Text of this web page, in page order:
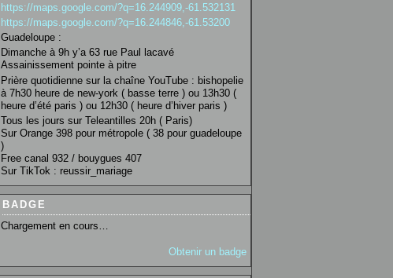
https://maps.google.com/?q=16.244909,-61.532131
https://maps.google.com/?q=16.244846,-61.53200
Guadeloupe :
Dimanche à 9h y’a 63 rue Paul lacavé
Assainissement pointe à pitre
Prière quotidienne sur la chaîne YouTube : bishopelie
à 7h30 heure de new-york ( basse terre ) ou 13h30 (
heure d’été paris ) ou 12h30 ( heure d’hiver paris )
Tous les jours sur Teleantilles 20h ( Paris)
Sur Orange 398 pour métropole ( 38 pour guadeloupe
)
Free canal 932 / bouygues 407
Sur TikTok : reussir_mariage
BADGE
Chargement en cours…
Obtenir un badge